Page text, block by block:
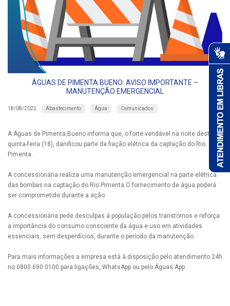
ÁGUAS DE PIMENTA BUENO: AVISO IMPORTANTE –
MANUTENÇÃO EMERGENCIAL
18/08/2022 Abastecimento Água Comunicados
A Águas de Pimenta Bueno informa que, o forte vendável na noite desta
quinta-feira (18), danificou parte da fiação elétrica da captação do Rio
Pimenta.
A concessionária realiza uma manutenção emergencial na parte elétrica
das bombas na captação do Rio Pimenta O fornecimento de água poderá
ser comprometido durante a ação.
A concessionária pede desculpas à população pelos transtornos e reforça
a importância do consumo consciente da água e uso em atividades
essenciais, sem desperdícios, durante o período da manutenção.
Para mais informações a empresa está à disposição pelo atendimento 24h
no 0800 690 0100 para ligações, WhatsApp ou pelo Águas App.